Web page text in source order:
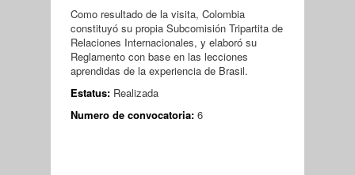
Como resultado de la visita, Colombia
constituyó su propia Subcomisión Tripartita de
Relaciones Internacionales, y elaboró su
Reglamento con base en las lecciones
aprendidas de la experiencia de Brasil.
Estatus: Realizada
Numero de convocatoria: 6